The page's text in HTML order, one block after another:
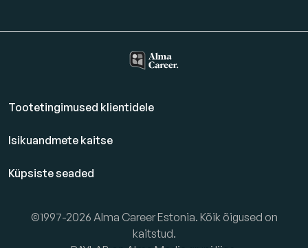
Tootetingimused klientidele
Isikuandmete kaitse
Küpsiste seaded
©1997-2026 Alma Career Estonia. Kõik õigused on
kaitstud.